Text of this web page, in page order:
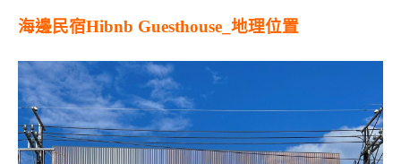
海邊民宿Hibnb Guesthouse_地理位置